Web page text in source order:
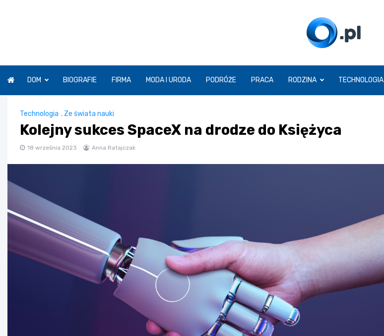
O.pl
DOM BIOGRAFIE FIRMA MODA I URODA PODRÓŻE PRACA RODZINA TECHNOLOGIA
Technologia , Ze świata nauki
Kolejny sukces SpaceX na drodze do Księżyca
18 września 2023 Anna Ratajczak